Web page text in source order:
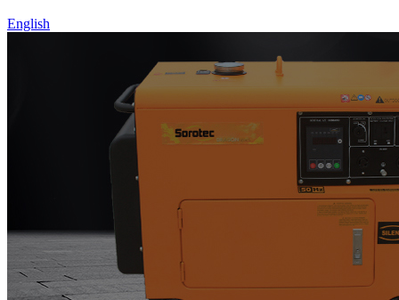
English